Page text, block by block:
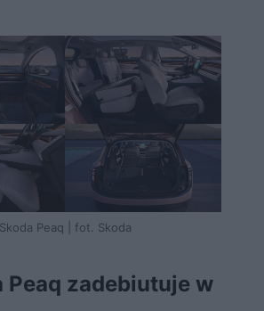
Skoda Peaq | fot. Skoda
Peaq zadebiutuje w